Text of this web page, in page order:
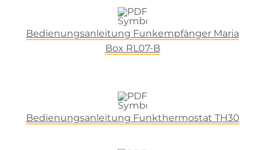
Bedienungsanleitung Funkempfänger Maria
Box RL07-B
Bedienungsanleitung Funkthermostat TH30